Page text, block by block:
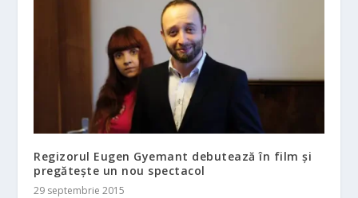
Regizorul Eugen Gyemant debutează în film și
pregătește un nou spectacol
29 septembrie 2015